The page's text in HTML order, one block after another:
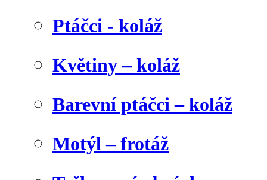
Ptáčci - koláž
Květiny – koláž
Barevní ptáčci – koláž
Motýl – frotáž